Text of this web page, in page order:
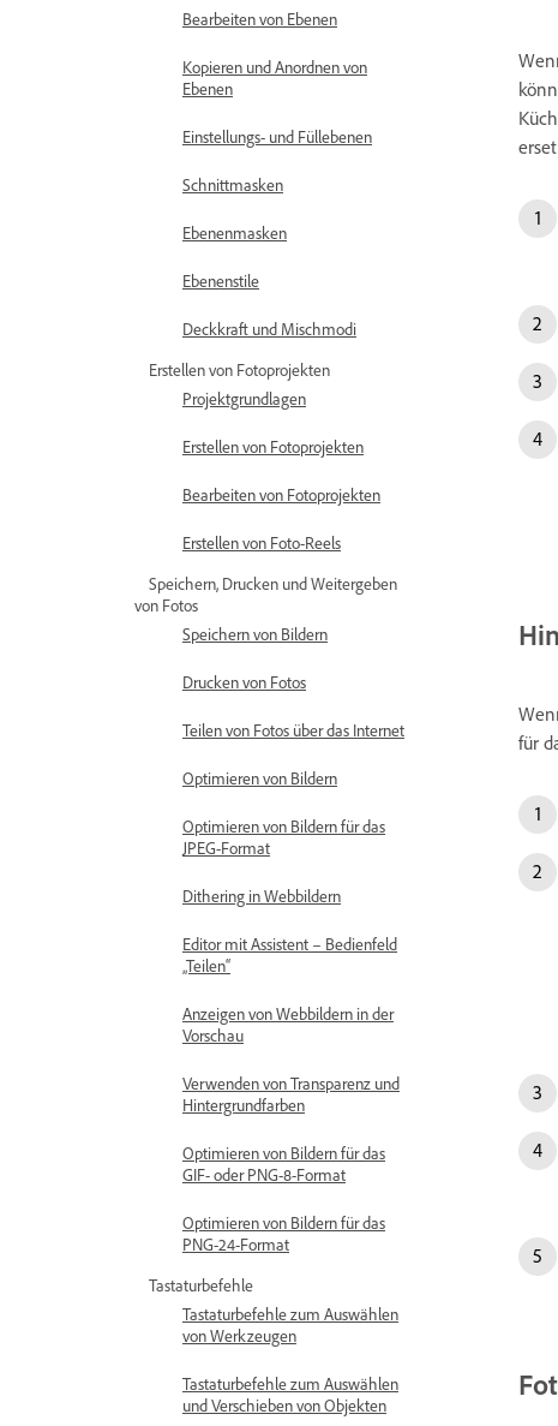
Bearbeiten von Ebenen
Kopieren und Anordnen von
Ebenen
Einstellungs- und Füllebenen
Schnittmasken
Ebenenmasken
Ebenenstile
Deckkraft und Mischmodi
Erstellen von Fotoprojekten
Projektgrundlagen
Erstellen von Fotoprojekten
Bearbeiten von Fotoprojekten
Erstellen von Foto-Reels
Speichern, Drucken und Weitergeben
von Fotos
Speichern von Bildern
Drucken von Fotos
Teilen von Fotos über das Internet
Optimieren von Bildern
Optimieren von Bildern für das
JPEG-Format
Dithering in Webbildern
Editor mit Assistent – Bedienfeld
„Teilen“
Anzeigen von Webbildern in der
Vorschau
Verwenden von Transparenz und
Hintergrundfarben
Optimieren von Bildern für das
GIF- oder PNG-8-Format
Optimieren von Bildern für das
PNG-24-Format
Tastaturbefehle
Tastaturbefehle zum Auswählen
von Werkzeugen
Tastaturbefehle zum Auswählen
und Verschieben von Objekten
für